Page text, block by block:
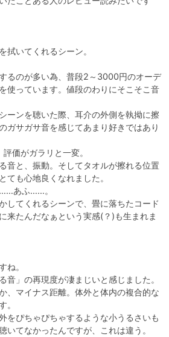
拭いてくれるシーン。
るのが多い為、普段2～3000円のオーデ
使っています。値段のわりにそこそこ音
ーンを聴いた際、耳介の外側を執拗に擦
ガサガサ音を感じてあまり好きではあり
価がガラリと一変。
音と、振動。そしてタオルが擦れる位置
ても心地良くなれました。
あふ……。
してくれるシーンで、畳に落ちたコード
来たんだなぁという実感(？)も生まれま
ね。
音」の再現度が凄まじいと感じました。
、マイナス距離。体外と体内の複合的な
。
をぴちゃぴちゃするような小うるさいも
いてなかったんですが、これは違う。